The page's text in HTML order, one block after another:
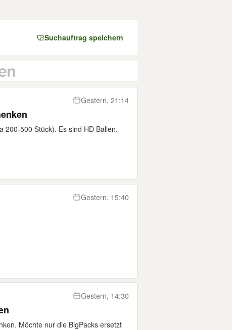
Suchauftrag speichern
Gestern, 21:14
200-500 Stück). Es sind HD Ballen.
Gestern, 15:40
Gestern, 14:30
Möchte nur die BigPacks ersetzt